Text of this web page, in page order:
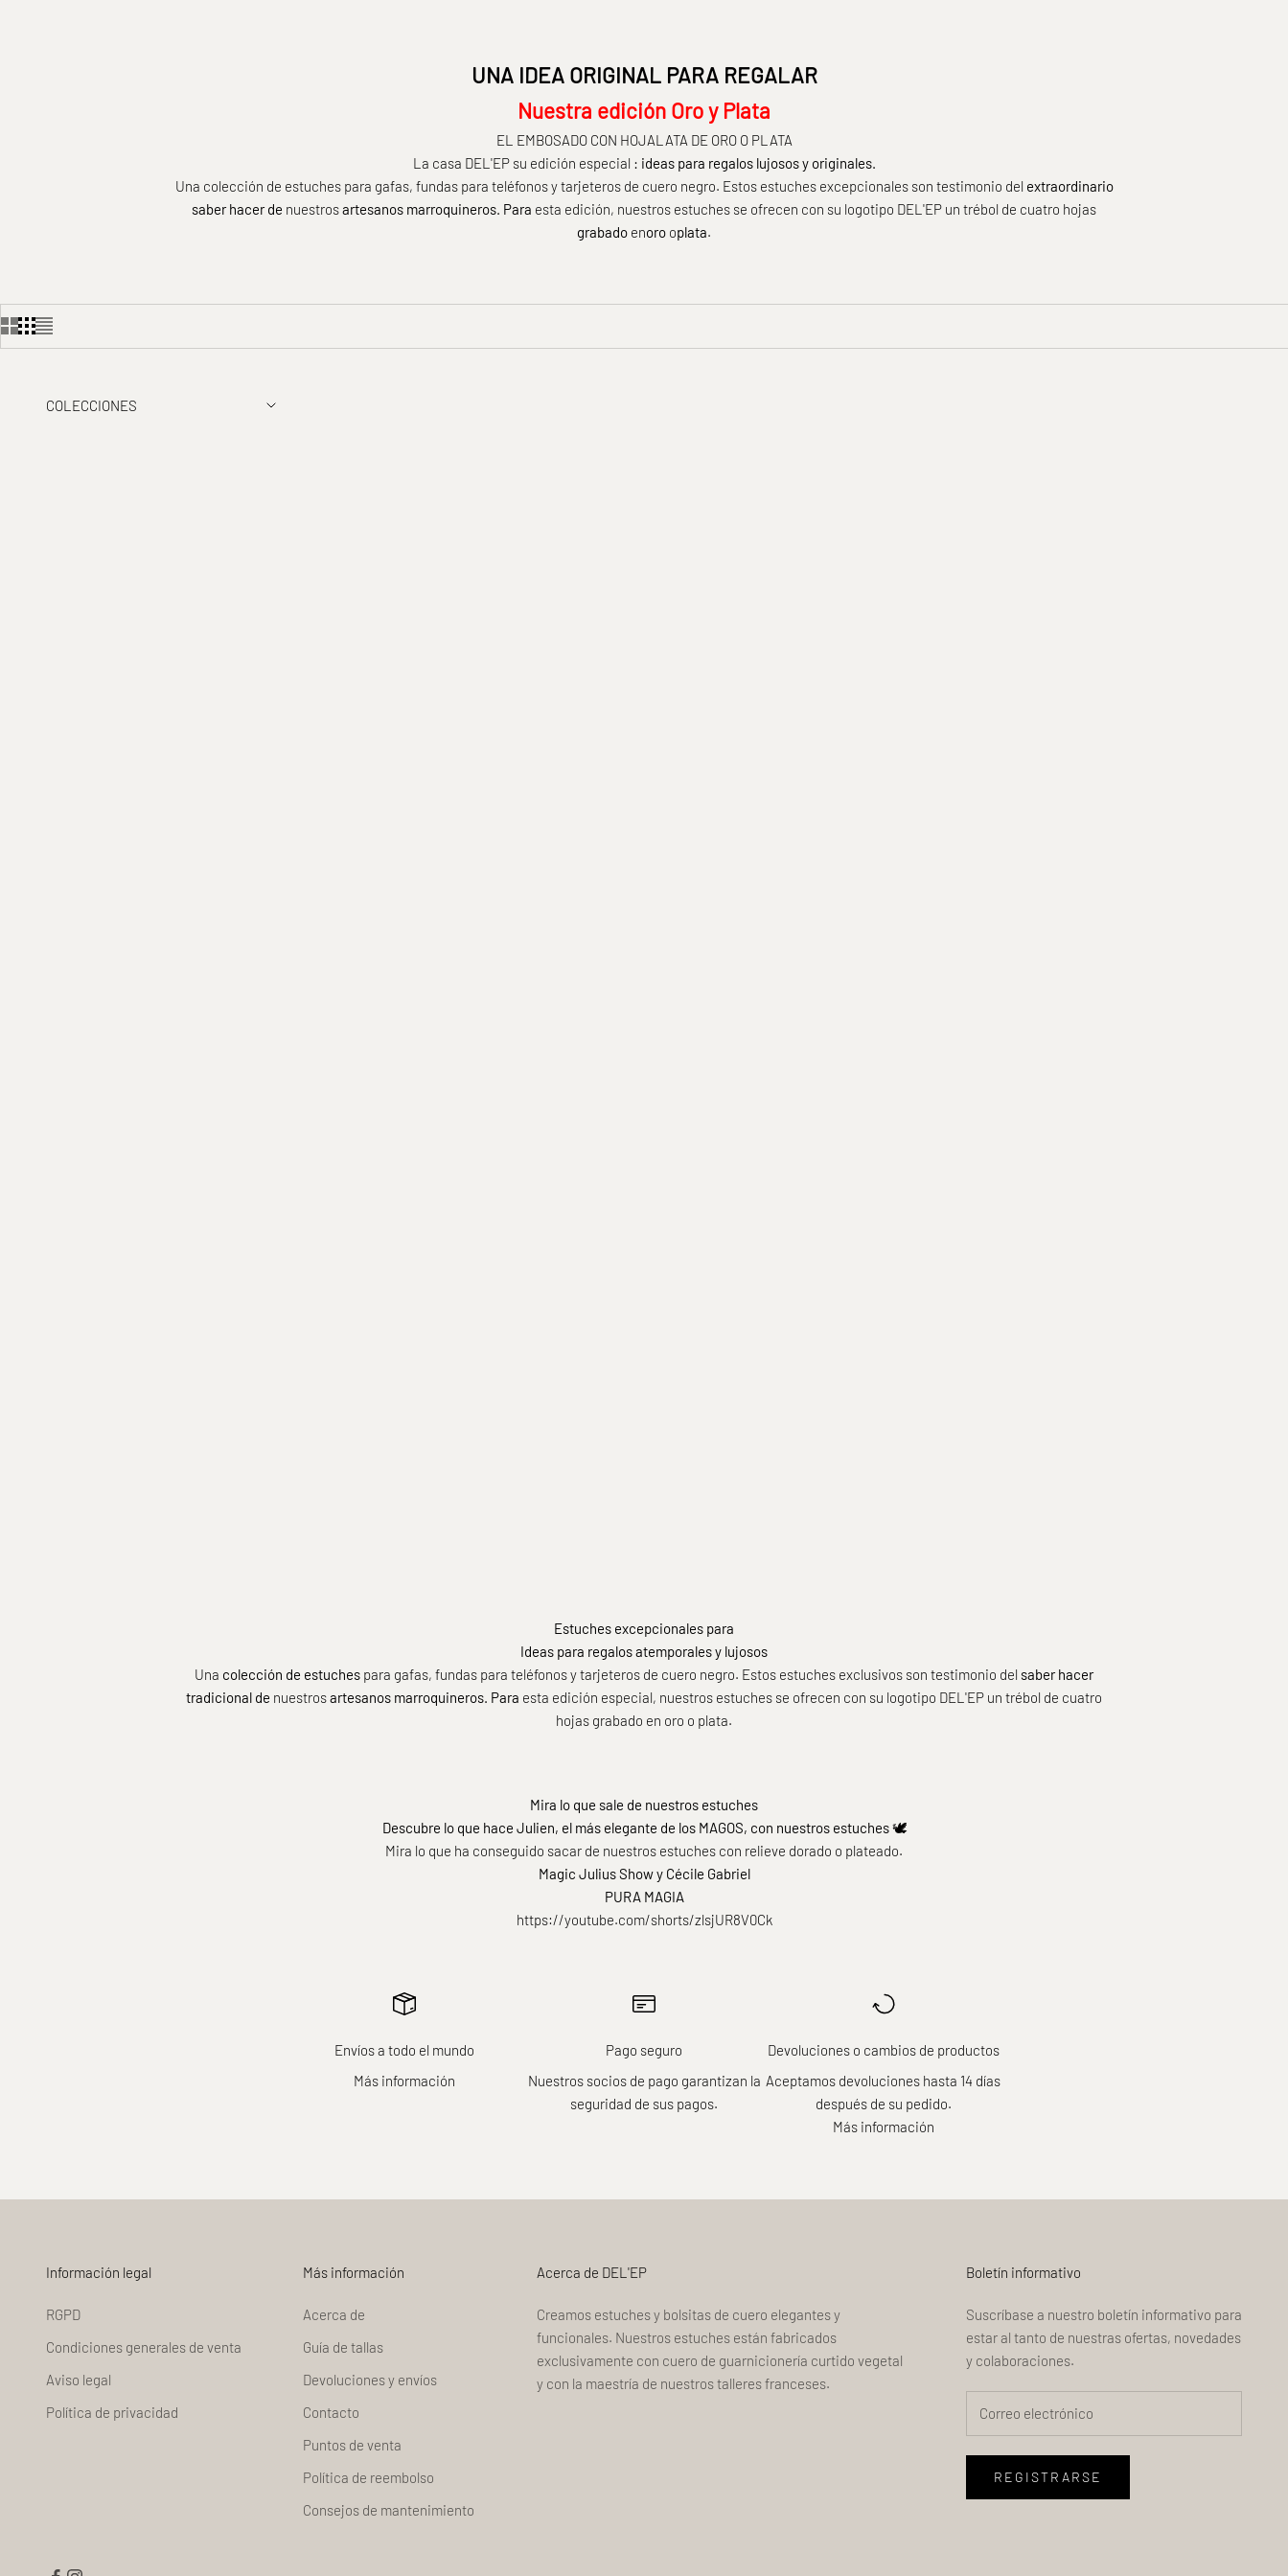
UNA IDEA ORIGINAL PARA REGALAR
Nuestra edición Oro y Plata
EL EMBOSADO CON HOJALATA DE ORO O PLATA
La casa DEL'EP su edición especial : ideas para regalos lujosos y originales.
Una colección de estuches para gafas, fundas para teléfonos y tarjeteros de cuero negro. Estos estuches excepcionales son testimonio del extraordinario
saber hacer de nuestrosartesanos marroquineros. Para esta edición, nuestros estuches se ofrecen con su logotipo DEL'EP un trébol de cuatro hojas
grabado enoro oplata.
COLECCIONES
Estuches excepcionales para
Ideas para regalos atemporales y lujosos
Una colección de estuches para gafas, fundas para teléfonos y tarjeteros de cuero negro. Estos estuches exclusivos son testimonio del saber hacer
tradicional de nuestrosartesanos marroquineros. Para esta edición especial, nuestros estuches se ofrecen con su logotipo DEL'EP un trébol de cuatro
hojas grabado en oro o plata.
Mira lo que sale de nuestros estuches
Descubre lo que hace Julien, el más elegante de los MAGOS, con nuestros estuches 🕊️
Mira lo que ha conseguido sacar de nuestros estuches con relieve dorado o plateado.
Magic Julius Show y Cécile Gabriel
PURA MAGIA
https://youtube.com/shorts/zlsjUR8V0Ck
Envíos a todo el mundo
Más información
Pago seguro
Nuestros socios de pago garantizan la
seguridad de sus pagos.
Devoluciones o cambios de productos
Aceptamos devoluciones hasta 14 días
después de su pedido.
Más información
Información legal
RGPD
Condiciones generales de venta
Aviso legal
Política de privacidad
Más información
Acerca de
Guía de tallas
Devoluciones y envíos
Contacto
Puntos de venta
Política de reembolso
Consejos de mantenimiento
Acerca de DEL'EP
Creamos estuches y bolsitas de cuero elegantes y
funcionales. Nuestros estuches están fabricados
exclusivamente con cuero de guarnicionería curtido vegetal
y con la maestría de nuestros talleres franceses.
Boletín informativo
Suscríbase a nuestro boletín informativo para
estar al tanto de nuestras ofertas, novedades
y colaboraciones.
REGISTRARSE